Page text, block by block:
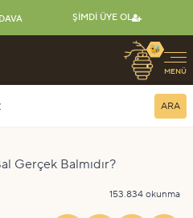
ŞIMDI ÜYE OL
🐝
MENÜ
ARA
Gerçek Balmıdır?
153.834 okunma